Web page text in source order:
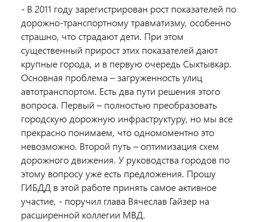
- В 2011 году зарегистрирован рост показателей по
дорожно-транспортному травматизму, особенно
страшно, что страдают дети. При этом
существенный прирост этих показателей дают
крупные города, и в первую очередь Сыктывкар.
Основная проблема – загруженность улиц
автотранспортом. Есть два пути решения этого
вопроса. Первый – полностью преобразовать
городскую дорожную инфраструктуру, но мы все
прекрасно понимаем, что одномоментно это
невозможно. Второй путь – оптимизация схем
дорожного движения. У руководства городов по
этому вопросу уже есть предложения. Прошу
ГИБДД в этой работе принять самое активное
участие, - поручил глава Вячеслав Гайзер на
расширенной коллегии МВД.